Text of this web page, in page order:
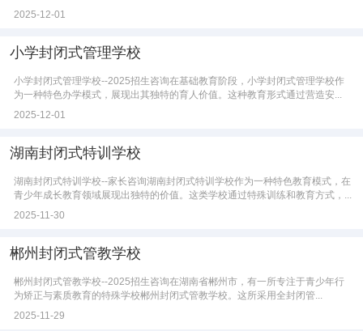
2025-12-01
小学封闭式管理学校
小学封闭式管理学校--2025招生咨询在基础教育阶段，小学封闭式管理学校作
为一种特色办学模式，展现出其独特的育人价值。这种教育形式通过营造安...
2025-12-01
湖南封闭式特训学校
湖南封闭式特训学校--家长咨询湖南封闭式特训学校作为一种特色教育模式，在
青少年成长教育领域展现出独特的价值。这类学校通过特殊训练和教育方式，...
2025-11-30
郴州封闭式管教学校
郴州封闭式管教学校--2025招生咨询在湖南省郴州市，有一所专注于青少年行
为矫正与素质教育的特殊学校郴州封闭式管教学校。这所采用全封闭管...
2025-11-29